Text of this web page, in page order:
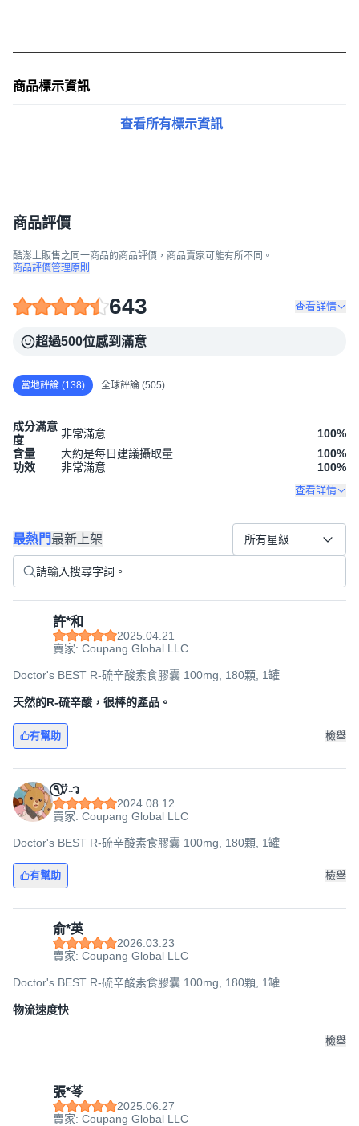
사용 방법
1일 1-2캡슐을 섭취하거나 의사와의 상담을 통해 섭취하세
요.
주의 사항
상품 정보 내용은 제조사에서 제공 되었으며, 질병의 진단 및
치료를 위한 것이 아님을 알려드립니다.
브랜드 이야기
Doctor’s Best는 과학 기술을 기반으로 우수한 품질의 영양
보충제를 생산하는 브랜드입니다.
商品標示資訊
查看所有標示資訊
商品評價
酷澎上販售之同一商品的商品評價，商品賣家可能有所不同。
商品評價管理原則
643 查看詳情
超過500位感到滿意
當地評論 (138) 全球評論 (505)
成分滿意
度
非常滿意 100%
含量
大約是每日建議攝取量 100%
功效
非常滿意 100%
查看詳情
最熱門最新上架 所有星級
許*和
2025.04.21
賣家: Coupang Global LLC
Doctor's BEST R-硫辛酸素食膠囊 100mg, 180顆, 1罐
天然的R-硫辛酸，很棒的產品。
有幫助 檢舉
٩⍢⃝˵ว
2024.08.12
賣家: Coupang Global LLC
Doctor's BEST R-硫辛酸素食膠囊 100mg, 180顆, 1罐
有幫助 檢舉
俞*英
2026.03.23
賣家: Coupang Global LLC
Doctor's BEST R-硫辛酸素食膠囊 100mg, 180顆, 1罐
物流速度快
檢舉
張*苓
2025.06.27
賣家: Coupang Global LLC